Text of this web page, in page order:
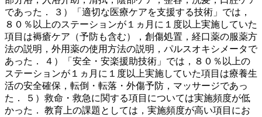
であった． ３）「適切な医療ケアを支援する技術」では，
８０％以上のステーションが１ヵ月に１度以上実施していた
項目は褥瘡ケア（予防も含む），創傷処置，経口薬の服薬方
法の説明，外用薬の使用方法の説明，パルスオキシメータで
あった． ４）「安全・安楽援助技術」では，８０％以上の
ステーションが１ヵ月に１度以上実施していた項目は療養生
活の安全確保，転倒・転落・外傷予防，マッサージであっ
た． ５）救命・救急に関する項目については実施頻度が低
かった． 教育上の課題としては，実施頻度が高い項目にお